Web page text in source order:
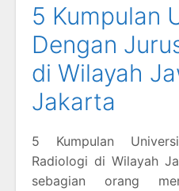
5 Kumpulan
Dengan
di Wilayah
Jakarta
5 Kumpulan
Radiologi di Wilayah
sebagian orang